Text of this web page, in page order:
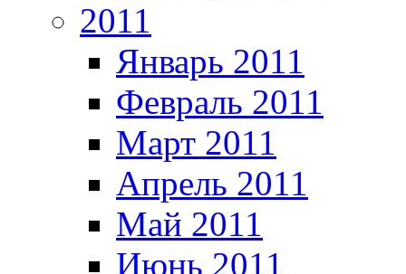
2011
Январь 2011
Февраль 2011
Март 2011
Апрель 2011
Май 2011
Июнь 2011